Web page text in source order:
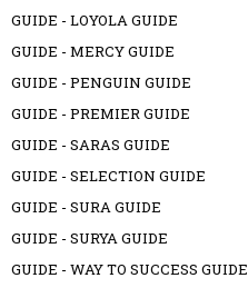
GUIDE - LOYOLA GUIDE
GUIDE - MERCY GUIDE
GUIDE - PENGUIN GUIDE
GUIDE - PREMIER GUIDE
GUIDE - SARAS GUIDE
GUIDE - SELECTION GUIDE
GUIDE - SURA GUIDE
GUIDE - SURYA GUIDE
GUIDE - WAY TO SUCCESS GUIDE